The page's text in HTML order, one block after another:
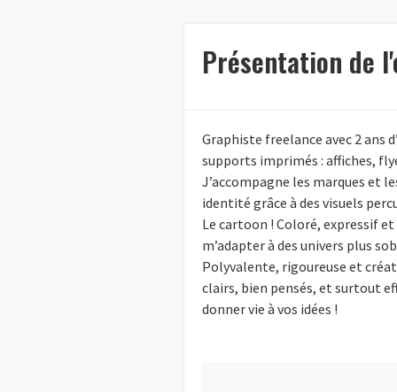
Présentation de
Graphiste freelance avec 2 ans
supports imprimés : affiches,
J’accompagne les marques et
identité grâce à des visuels
Le cartoon ! Coloré, expressif
m’adapter à des univers plus
Polyvalente, rigoureuse et
clairs, bien pensés, et surtout
donner vie à vos idées !